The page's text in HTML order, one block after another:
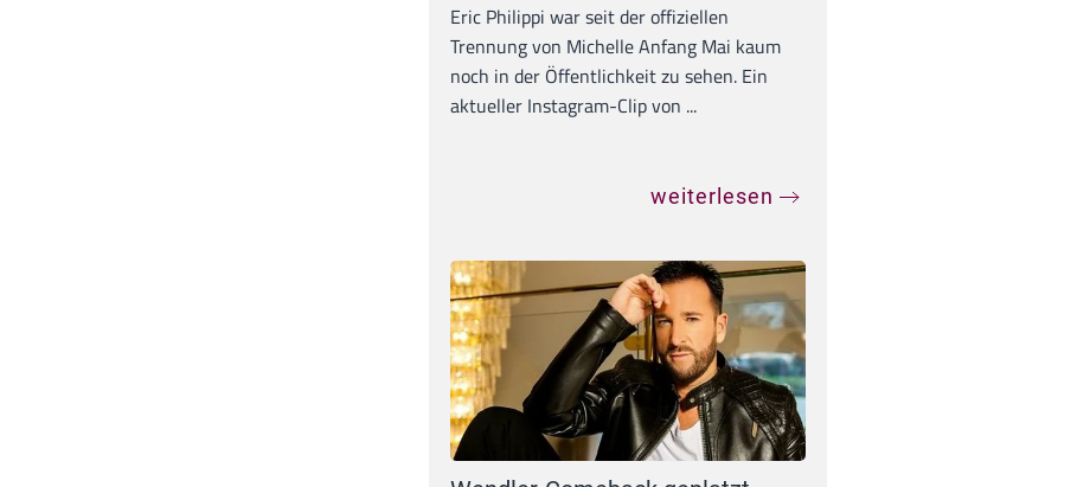
Eric Philippi war seit der offiziellen
Trennung von Michelle Anfang Mai kaum
noch in der Öffentlichkeit zu sehen. Ein
aktueller Instagram-Clip von ...
weiterlesen